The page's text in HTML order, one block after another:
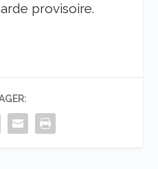
provisoire.